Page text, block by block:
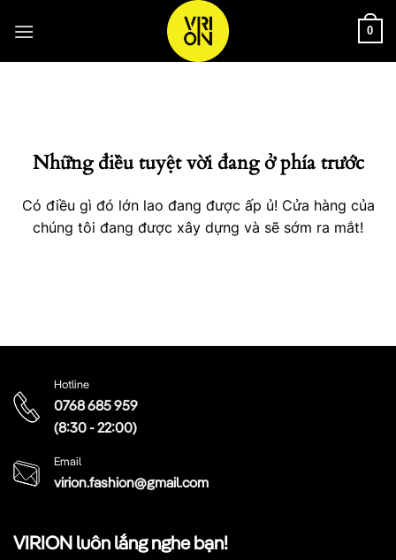
qua
0
Những điều tuyệt vời đang ở phía trước
Có điều gì đó lớn lao đang được ấp ủ! Cửa hàng của
chúng tôi đang được xây dựng và sẽ sớm ra mắt!
VIRION luôn lắng nghe bạn!
Hotline
0768 685 959
(8:30 - 22:00)
Email
virion.fashion@gmail.com